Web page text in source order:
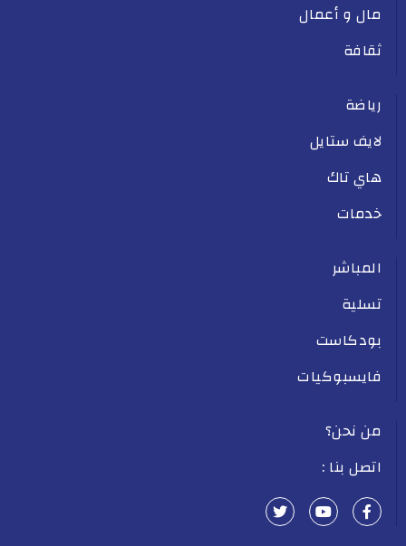
مال و أعمال
ثقافة
رياضة
لايف ستايل
هاي تاك
خدمات
المباشر
تسلية
بودكاست
فايسبوكيات
من نحن؟
اتصل بنا :